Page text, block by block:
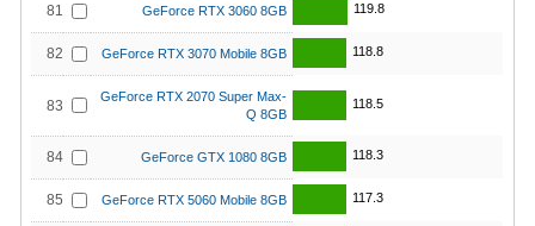
81 GeForce RTX 3060 8GB 119.8
82 GeForce RTX 3070 Mobile 8GB 118.8
83
GeForce RTX 2070 Super Max-
Q 8GB
118.5
84 GeForce GTX 1080 8GB 118.3
85 GeForce RTX 5060 Mobile 8GB 117.3